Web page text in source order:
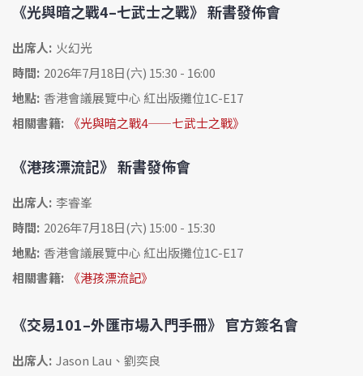
《光與暗之戰4–七武士之戰》 新書發佈會
出席人: 火幻光
時間: 2026年7月18日(六) 15:30 - 16:00
地點: 香港會議展覽中心 紅出版攤位1C-E17
相關書籍:
《光與暗之戰4——七武士之戰》
《港孩漂流記》 新書發佈會
出席人: 李睿峯
時間: 2026年7月18日(六) 15:00 - 15:30
地點: 香港會議展覽中心 紅出版攤位1C-E17
相關書籍:
《港孩漂流記》
《交易101–外匯市場入門手冊》 官方簽名會
出席人: Jason Lau、劉奕良